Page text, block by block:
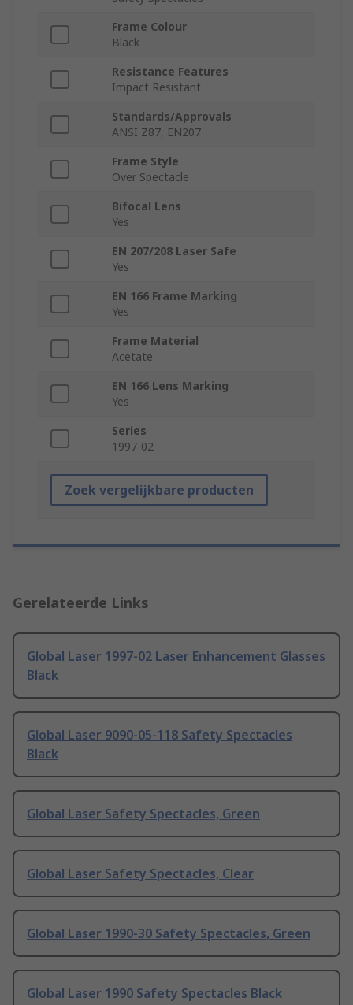
Frame Colour
Black
Resistance Features
Impact Resistant
Standards/Approvals
ANSI Z87, EN207
Frame Style
Over Spectacle
Bifocal Lens
Yes
EN 207/208 Laser Safe
Yes
EN 166 Frame Marking
Yes
Frame Material
Acetate
EN 166 Lens Marking
Yes
Series
1997-02
Zoek vergelijkbare producten
Gerelateerde Links
Global Laser 1997-02 Laser Enhancement Glasses
Black
Global Laser 9090-05-118 Safety Spectacles
Black
Global Laser Safety Spectacles, Green
Global Laser Safety Spectacles, Clear
Global Laser 1990-30 Safety Spectacles, Green
Global Laser 1990 Safety Spectacles Black